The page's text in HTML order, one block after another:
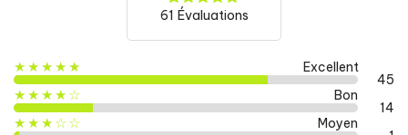
Extrait de Rhodiola Rosea
3 mg
61 Évaluations
★★★★★ Excellent
45
★★★★☆ Bon
14
★★★☆☆ Moyen